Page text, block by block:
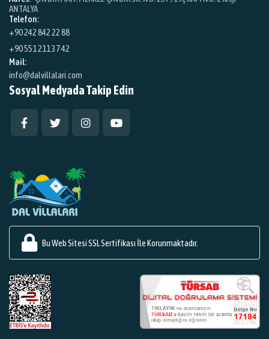
ANTALYA
Telefon:
+90 242 842 22 88
+90 551 211 37 42
Mail:
info@dalvillalari.com
Sosyal Medyada Takip Edin
Bu Web Sitesi SSL Sertifikası İle Korunmaktadır.